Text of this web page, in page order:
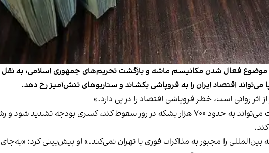
موضوع فعال شدن مکانیسم ماشه و بازگشت تحریم‌های جمهوری اسلامی،‌ به نقل
می‌تواند اقتصاد ایران را به فروپاشی بکشاند و سناریوهای تنش‌آمیز رخ دهد.
اثر روانی است، خطر فروپاشی اقتصاد را در پی دارد.»
به گفته او، با بازگشت تحریم‌ها صادرات نفت می‌تواند به حدود ۷۰۰ هزار بشکه در روز
را مجبور به مذاکرات فوری با تهران نمی‌کند.» او پیش‌بینی کرد: